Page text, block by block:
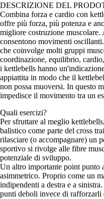
DESCRIZIONE DEL
Combina forza e cardio con
offre più forza, più potenza e
migliore costruzione
consentono movimenti
che coinvolge molti gruppi
coordinazione, equilibrio,
i kettlebells hanno
appiattita in modo che il
non possa muoversi. In questo
impedisce il movimento tra un
Quali esercizi?
Per sfruttare al meglio
balistico come parte del cross
rilasciare (o accompagnare) un
sportivo si rivolge alle fibre
potenziale di sviluppo.
Un altro importante point punto
asimmetrico. Proprio come un
indipendenti a destra e a
punti deboli invece di rafforzarli